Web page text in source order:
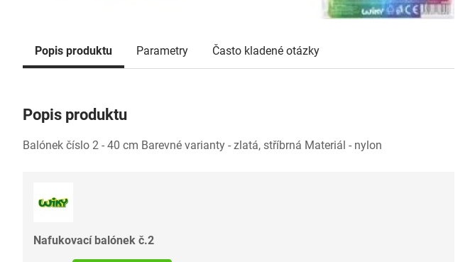
Popis produktu Parametry Často kladené otázky
Popis produktu
Balónek číslo 2 - 40 cm Barevné varianty - zlatá, stříbrná Materiál - nylon
Nafukovací balónek č.2